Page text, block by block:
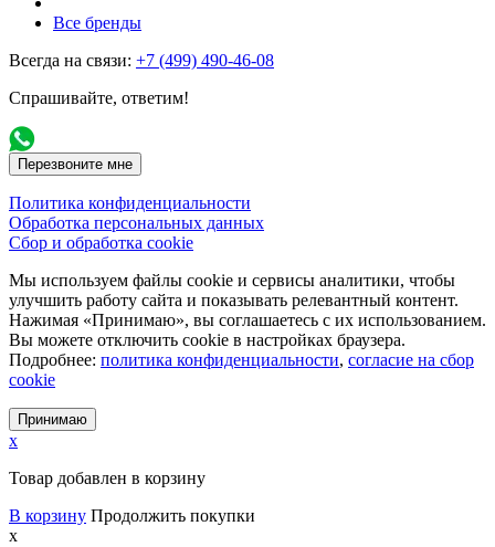
Все бренды
Всегда на связи: +7 (499) 490-46-08
Спрашивайте, ответим!
Перезвоните мне
Политика конфиденциальности
Обработка персональных данных
Сбор и обработка cookie
Мы используем файлы cookie и сервисы аналитики, чтобы
улучшить работу сайта и показывать релевантный контент.
Нажимая «Принимаю», вы соглашаетесь с их использованием.
Вы можете отключить cookie в настройках браузера.
Подробнее: политика конфиденциальности, согласие на сбор
cookie
Принимаю
x
Товар добавлен в корзину
В корзину Продолжить покупки
x